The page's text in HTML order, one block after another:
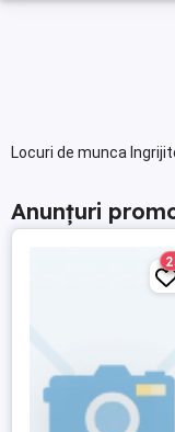
Locuri de munca
Anunțuri